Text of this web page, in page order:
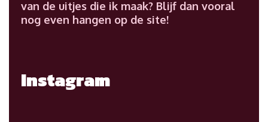
van de uitjes die ik maak? Blijf dan vooral
nog even hangen op de site!
Instagram